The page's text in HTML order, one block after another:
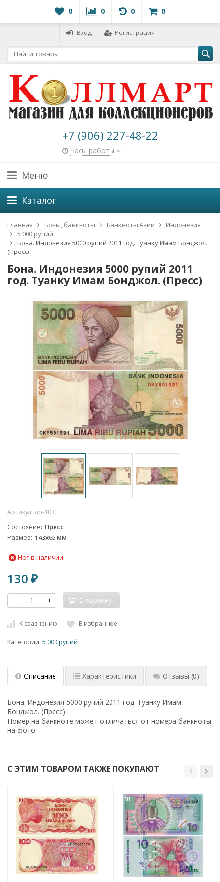
0 0 0 0
Вход Регистрация
+7 (906) 227-48-22
Часы работы
Меню
Каталог
Главная Боны, банкноты Банкноты Азии
Индонезия
5 000 рупий
Бона. Индонезия 5000 рупий 2011 год. Туанку Имам Бонджол.
(Пресс)
Бона. Индонезия 5000 рупий 2011
год. Туанку Имам Бонджол. (Пресс)
Артикул: др-103
Состояние Пресс
Размер 143х65 мм
Нет в наличии
130 ₽
- + В корзину
К сравнению В избранное
Категории: 5 000 рупий
Описание Характеристики Отзывы (0)
Бона. Индонезия 5000 рупий 2011 год. Туанку Имам
Бонджол. (Пресс)
Номер на банкноте может отличаться от номера банкноты
на фото.
С ЭТИМ ТОВАРОМ ТАКЖЕ ПОКУПАЮТ